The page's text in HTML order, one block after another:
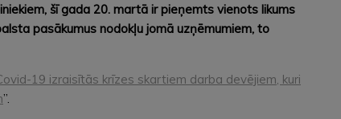
šī gada 20. martā ir pieņemts vienots likums
pasākumus nodokļu jomā uzņēmumiem, to
19 izraisītās krīzes skartiem darba devējiem, kuri
”.